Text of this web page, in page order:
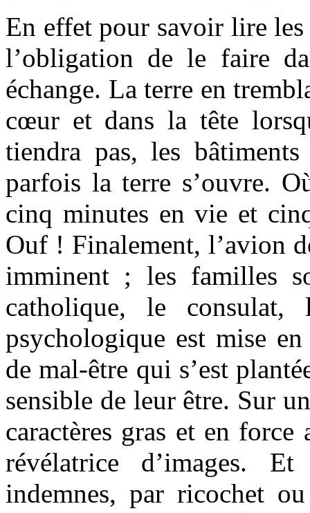
En effet pour savoir lire
l’obligation de le faire
échange. La terre en
cœur et dans la tête
tiendra pas, les
parfois la terre s’ouvre.
cinq minutes en vie et
Ouf ! Finalement, l’avion
imminent ; les familles
catholique, le
psychologique est mise
de mal-être qui s’est
sensible de leur être. Sur
caractères gras et en force
révélatrice d’images.
indemnes, par ricochet